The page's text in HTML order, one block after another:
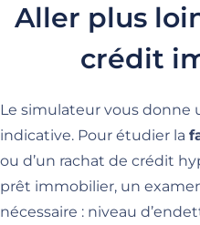
Aller plus
crédit
Le simulateur vous donne
indicative. Pour étudier la
ou d’un rachat de crédit
prêt immobilier, un
nécessaire : niveau